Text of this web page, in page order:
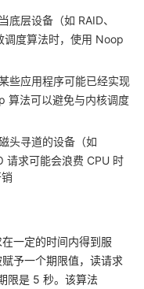
底层设备（如 RAID、
调度算法时，使用 Noop
些应用程序可能已经实现
算法可以避免与内核调度
头寻道的设备（如
请求可能会浪费 CPU 时
一定的时间内得到服
予一个期限值，读请求
限是 5 秒。该算法